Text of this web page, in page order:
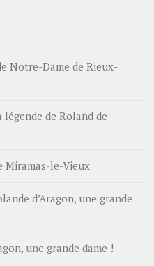
Notre-Dame de Rieux-
légende de Roland de
Miramas-le-Vieux
d’Aragon, une grande
une grande dame !